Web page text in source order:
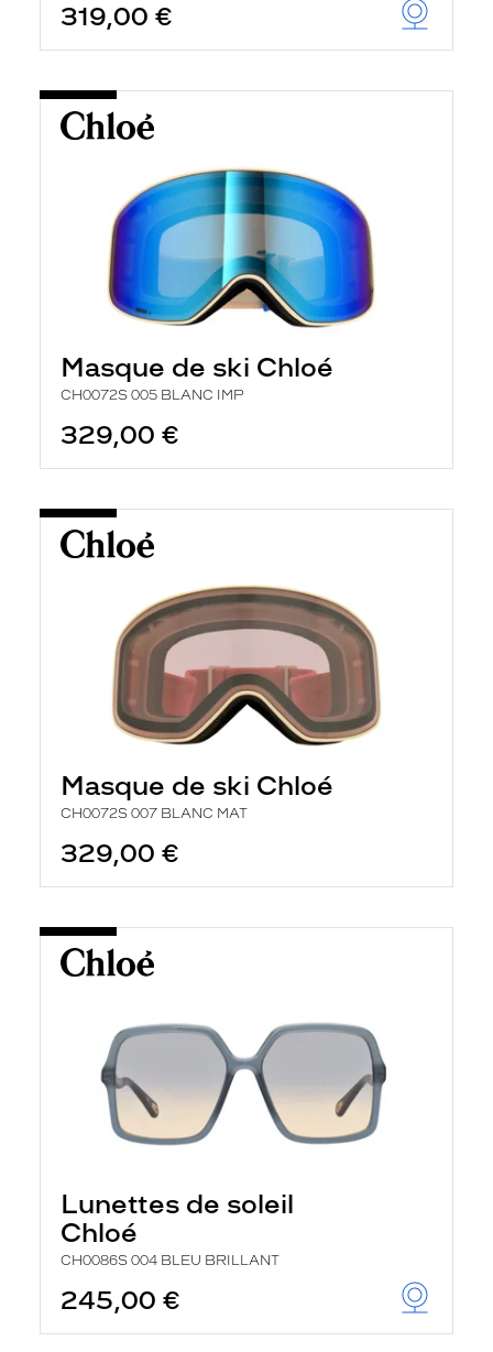
319,00 €
Masque de ski Chloé
CH0072S 005 BLANC IMP
329,00 €
Masque de ski Chloé
CH0072S 007 BLANC MAT
329,00 €
Lunettes de soleil
Chloé
CH0086S 004 BLEU BRILLANT
245,00 €